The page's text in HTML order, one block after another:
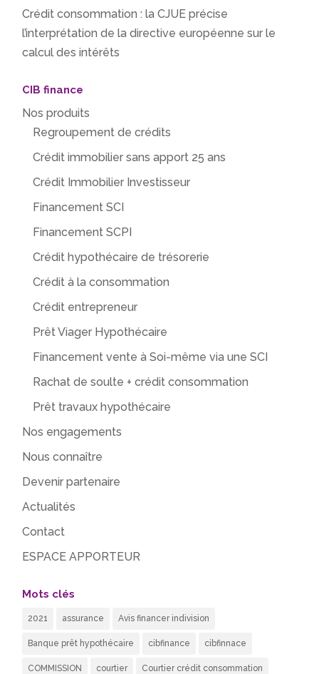
Crédit consommation : la CJUE précise
l’interprétation de la directive européenne sur le
calcul des intérêts
CIB finance
Nos produits
Regroupement de crédits
Crédit immobilier sans apport 25 ans
Crédit Immobilier Investisseur
Financement SCI
Financement SCPI
Crédit hypothécaire de trésorerie
Crédit à la consommation
Crédit entrepreneur
Prêt Viager Hypothécaire
Financement vente à Soi-même via une SCI
Rachat de soulte + crédit consommation
Prêt travaux hypothécaire
Nos engagements
Nous connaître
Devenir partenaire
Actualités
Contact
ESPACE APPORTEUR
Mots clés
2021 assurance Avis financer indivision
Banque prêt hypothécaire cibfinance cibfinnace
COMMISSION courtier Courtier crédit consommation